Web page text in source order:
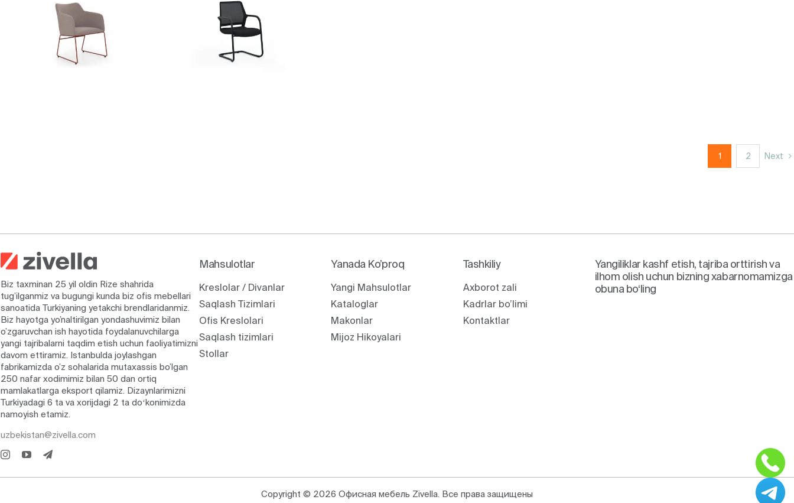
1 2 Next
Biz taxminan 25 yil oldin Rize shahrida
tug’ilganmiz va bugungi kunda biz ofis mebellari
sanoatida Turkiyaning yetakchi brendlaridanmiz.
Biz hayotga yo’naltirilgan yondashuvimiz bilan
o’zgaruvchan ish hayotida foydalanuvchilarga
yangi tajribalarni taqdim etish uchun faoliyatimizni
davom ettiramiz. Istanbulda joylashgan
fabrikamizda o’z sohalarida mutaxassis bo’lgan
250 nafar xodimimiz bilan 50 dan ortiq
mamlakatlarga eksport qilamiz. Dizaynlarimizni
Turkiyadagi 6 ta va xorijdagi 2 ta doʻkonimizda
namoyish etamiz.
uzbekistan@zivella.com
Mahsulotlar
Kreslolar / Divanlar
Saqlash Tizimlari
Ofis Kreslolari
Saqlash tizimlari
Stollar
Yanada Ko’proq
Yangi Mahsulotlar
Kataloglar
Makonlar
Mijoz Hikoyalari
Tashkiliy
Axborot zali
Kadrlar bo’limi
Kontaktlar
Yangiliklar kashf etish, tajriba orttirish va
ilhom olish uchun bizning xabarnomamizga
obuna bo‘ling
Copyright © 2026 Офисная мебель Zivella. Все права защищены